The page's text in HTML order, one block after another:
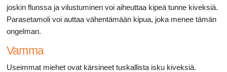
joskin flunssa ja vilustuminen voi aiheuttaa kipeä tunne kiveksiä.
Parasetamoli voi auttaa vähentämään kipua, joka menee tämän
ongelman.
Vamma
Useimmat miehet ovat kärsineet tuskallista isku kiveksiä.